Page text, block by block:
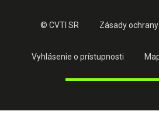
© CVTI SR Zásady
Vyhlásenie o prístupnosti